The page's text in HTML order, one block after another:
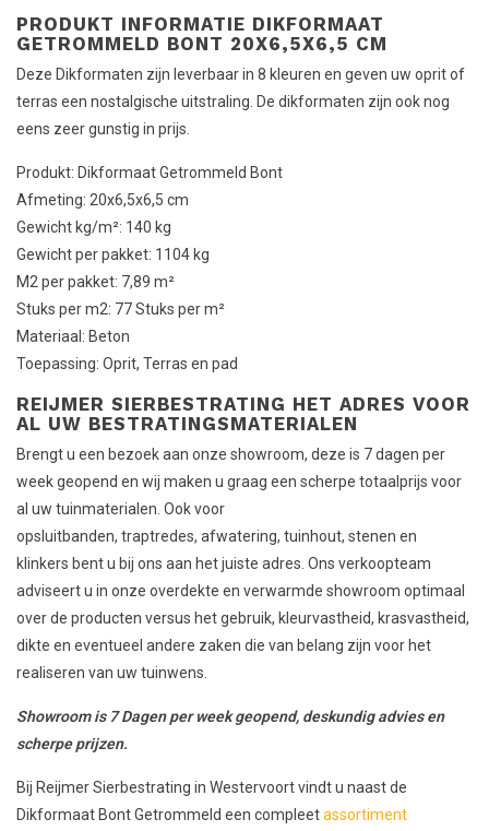
PRODUKT INFORMATIE DIKFORMAAT
GETROMMELD BONT 20X6,5X6,5 CM
Deze Dikformaten zijn leverbaar in 8 kleuren en geven uw oprit of
terras een nostalgische uitstraling. De dikformaten zijn ook nog
eens zeer gunstig in prijs.
Produkt: Dikformaat Getrommeld Bont
Afmeting: 20x6,5x6,5 cm
Gewicht kg/m²: 140 kg
Gewicht per pakket: 1104 kg
M2 per pakket: 7,89 m²
Stuks per m2: 77 Stuks per m²
Materiaal: Beton
Toepassing: Oprit, Terras en pad
REIJMER SIERBESTRATING HET ADRES VOOR
AL UW BESTRATINGSMATERIALEN
Brengt u een bezoek aan onze showroom, deze is 7 dagen per
week geopend en wij maken u graag een scherpe totaalprijs voor
al uw tuinmaterialen. Ook voor
opsluitbanden, traptredes, afwatering, tuinhout, stenen en
klinkers bent u bij ons aan het juiste adres. Ons verkoopteam
adviseert u in onze overdekte en verwarmde showroom optimaal
over de producten versus het gebruik, kleurvastheid, krasvastheid,
dikte en eventueel andere zaken die van belang zijn voor het
realiseren van uw tuinwens.
Showroom is 7 Dagen per week geopend, deskundig advies en
scherpe prijzen.
Bij Reijmer Sierbestrating in Westervoort vindt u naast de
Dikformaat Bont Getrommeld een compleetassortiment